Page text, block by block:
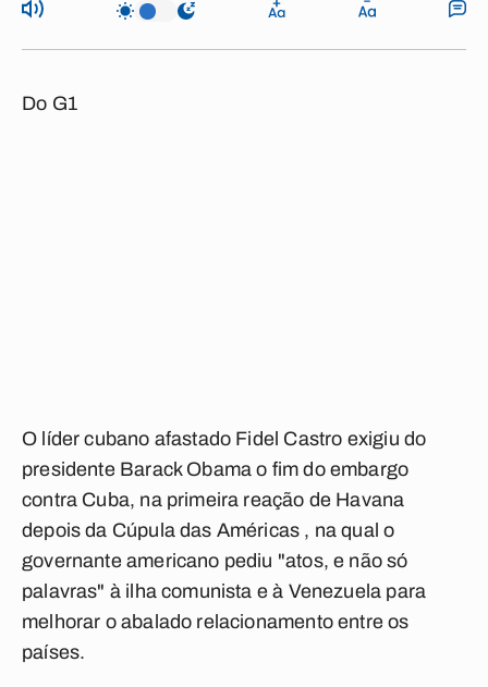
Do G1
O líder cubano afastado Fidel Castro exigiu do
presidente Barack Obama o fim do embargo
contra Cuba, na primeira reação de Havana
depois da Cúpula das Américas , na qual o
governante americano pediu "atos, e não só
palavras" à ilha comunista e à Venezuela para
melhorar o abalado relacionamento entre os
países.